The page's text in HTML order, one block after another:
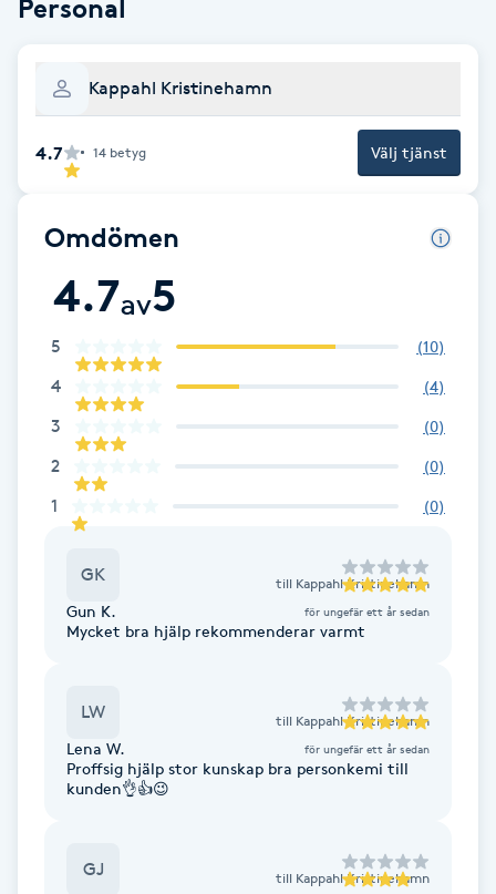
Balayage
Bambumassage
Barber
Barnklippning
Blowout
Bottenfärg
Brynformning
Bröllopsuppsättning
Coachning
Personal
Kappahl Kristinehamn
4.7 14 betyg Välj tjänst
Omdömen
4.7av5
5 (10)
4 (4)
3 (0)
2 (0)
1 (0)
GK till Kappahl Kristinehamn
Gun K. för ungefär ett år sedan
Mycket bra hjälp rekommenderar varmt
LW till Kappahl Kristinehamn
Lena W. för ungefär ett år sedan
Proffsig hjälp stor kunskap bra personkemi till
kunden👌👍😉
GJ till Kappahl Kristinehamn